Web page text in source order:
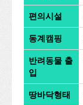
편의시설
동계캠핑
반려동물 출
입
땅바닥형태